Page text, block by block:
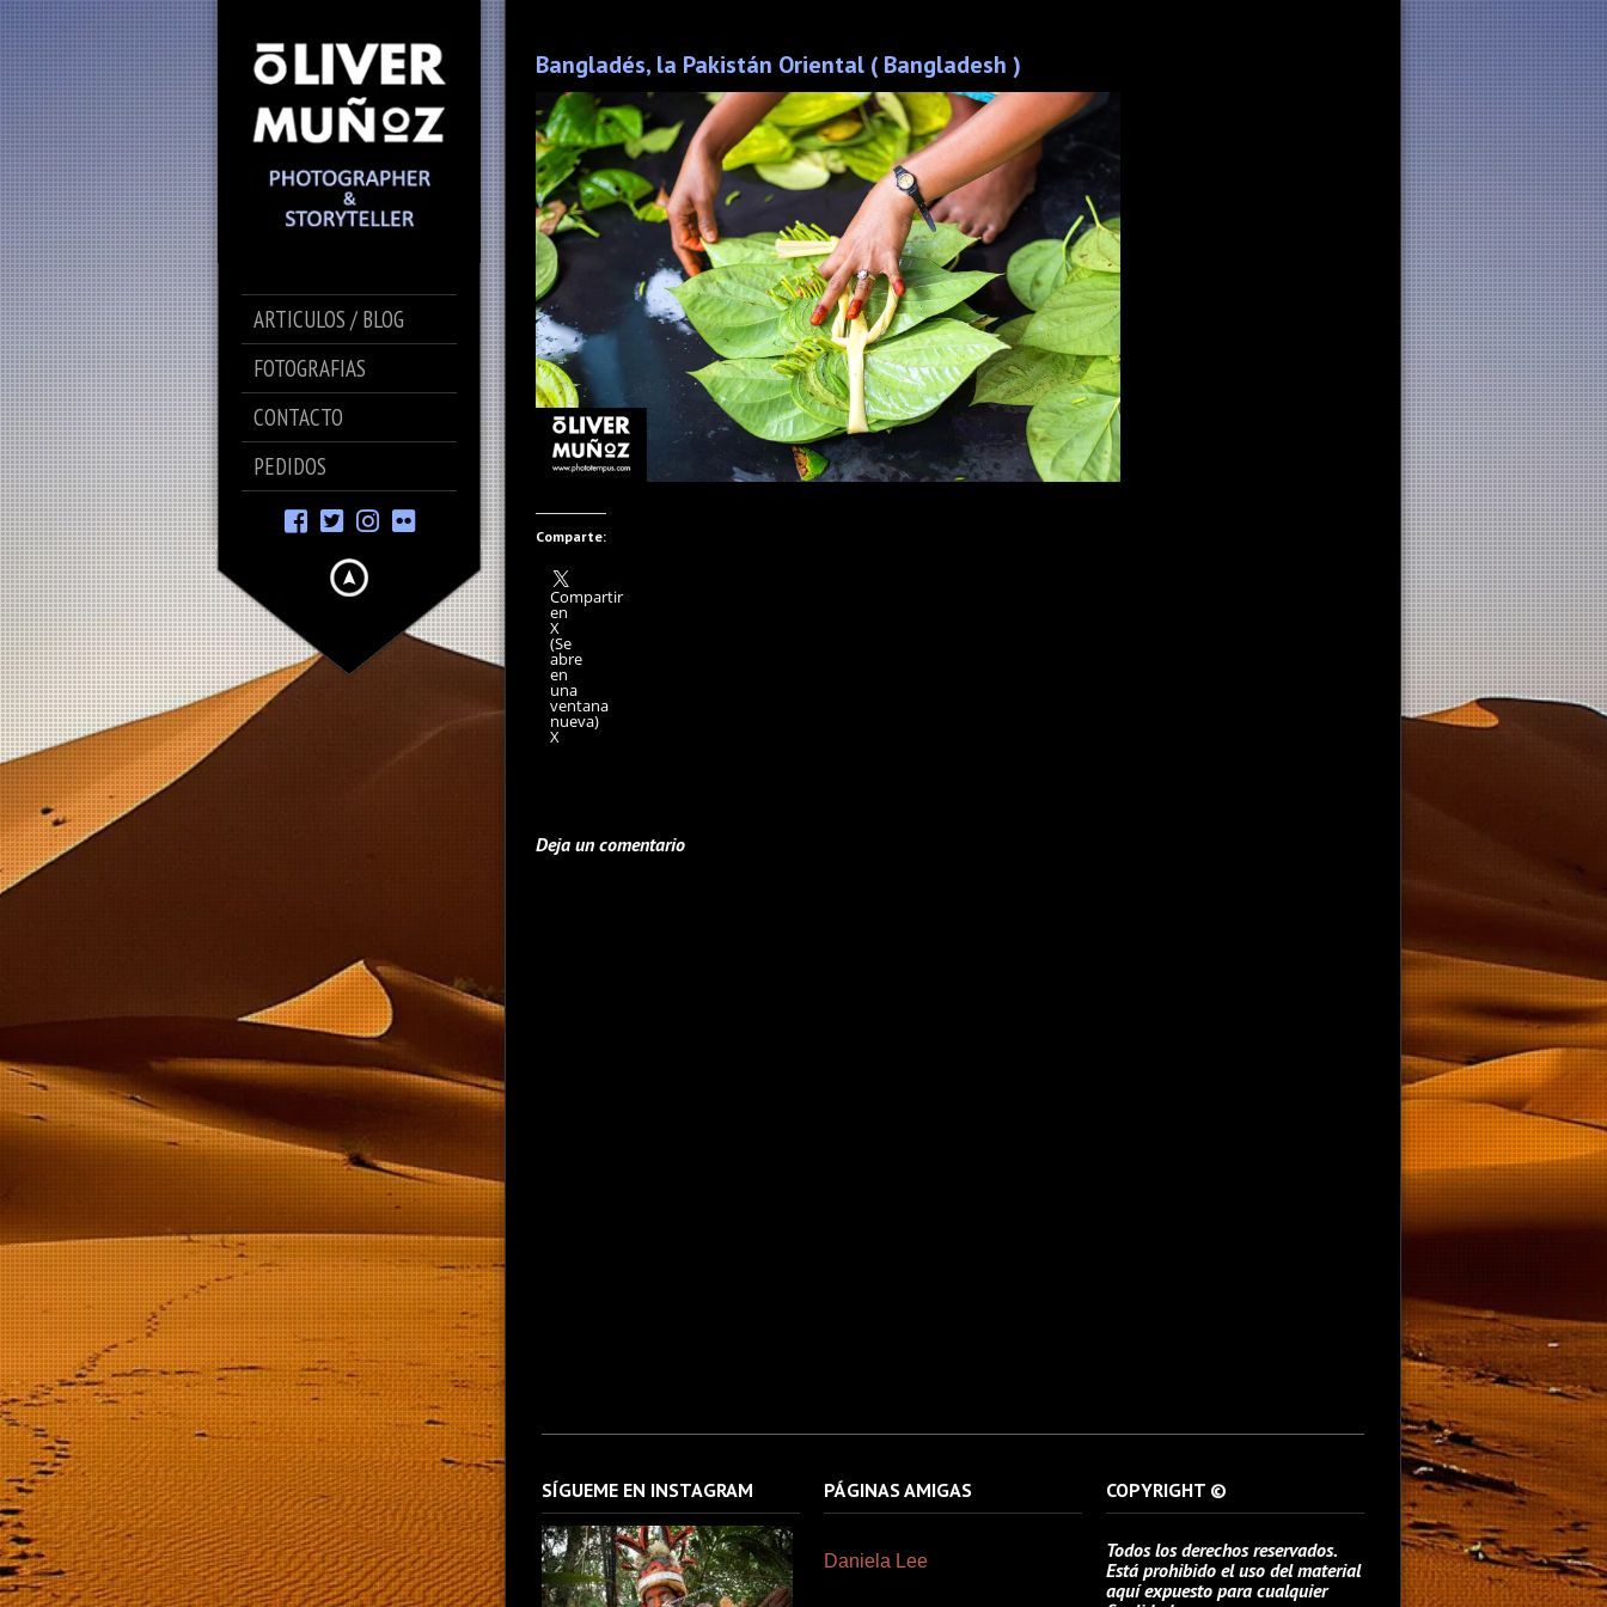
ARTICULOS / BLOG
FOTOGRAFIAS
CONTACTO
PEDIDOS
Bangladés, la Pakistán Oriental ( Bangladesh )
Comparte:
Compartir
en
X
(Se
abre
en
una
ventana
nueva)
X
Deja un comentario
SÍGUEME EN INSTAGRAM PÁGINAS AMIGAS
Daniela Lee
COPYRIGHT ©
Todos los derechos reservados.
Está prohibido el uso del material
aquí expuesto para cualquier